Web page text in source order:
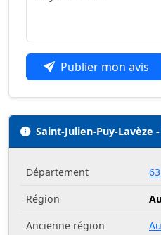
Publier mon avis
Saint-Julien-Puy-
Département
Région
Ancienne région